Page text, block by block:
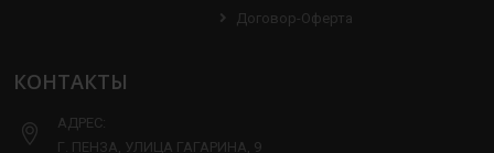
Договор-Оферта
КОНТАКТЫ
АДРЕС:
Г. ПЕНЗА, УЛИЦА ГАГАРИНА, 9